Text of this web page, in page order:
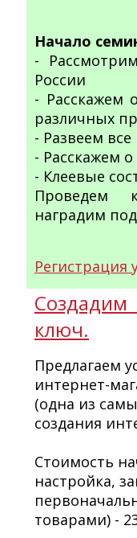
Начало
-
России
- Расскажем
различных
- Развеем
- Расскажем
- Клеевые
Проведем
наградим
Регистрация
ключ.
Предлагаем
интернет-
(одна из
создания
Стоимость
настройка,
товарами) -